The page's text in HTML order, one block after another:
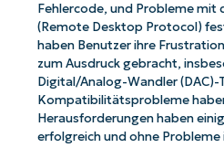
Fehlercode, und Probleme mit
(Remote Desktop Protocol)
haben Benutzer ihre
zum Ausdruck gebracht,
Digital/Analog-Wandler (DAC)-
Kompatibilitätsprobleme
Herausforderungen haben
erfolgreich und ohne